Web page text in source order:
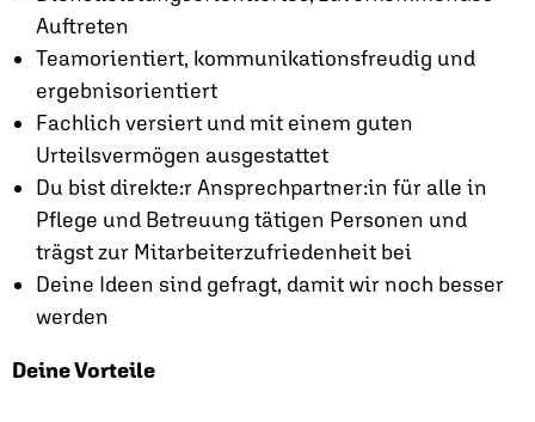
Auftreten
Teamorientiert, kommunikationsfreudig und
ergebnisorientiert
Fachlich versiert und mit einem guten
Urteilsvermögen ausgestattet
Du bist direkte:r Ansprechpartner:in für alle in
Pflege und Betreuung tätigen Personen und
trägst zur Mitarbeiterzufriedenheit bei
Deine Ideen sind gefragt, damit wir noch besser
werden
Deine Vorteile